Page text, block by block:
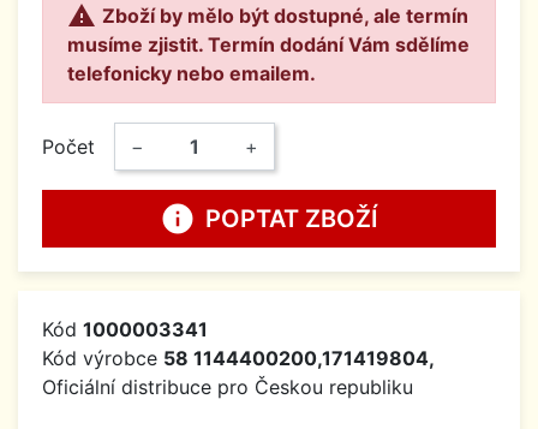
 Zboží by mělo být dostupné, ale termín
musíme zjistit. Termín dodání Vám sdělíme
telefonicky nebo emailem.
Počet − +
info POPTAT ZBOŽÍ
Kód 1000003341
Kód výrobce 58 1144400200,171419804,
Oficiální distribuce pro Českou republiku